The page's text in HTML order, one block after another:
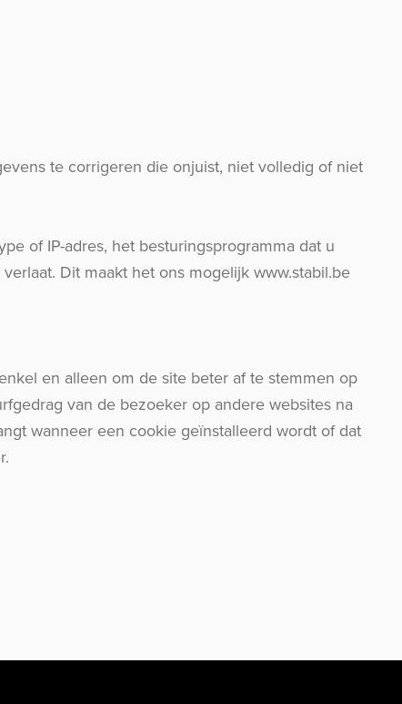
te corrigeren die onjuist, niet volledig of niet
of IP-adres, het besturingsprogramma dat u
Dit maakt het ons mogelijk www.stabil.be
en alleen om de site beter af te stemmen op
van de bezoeker op andere websites na
wanneer een cookie geïnstalleerd wordt of dat